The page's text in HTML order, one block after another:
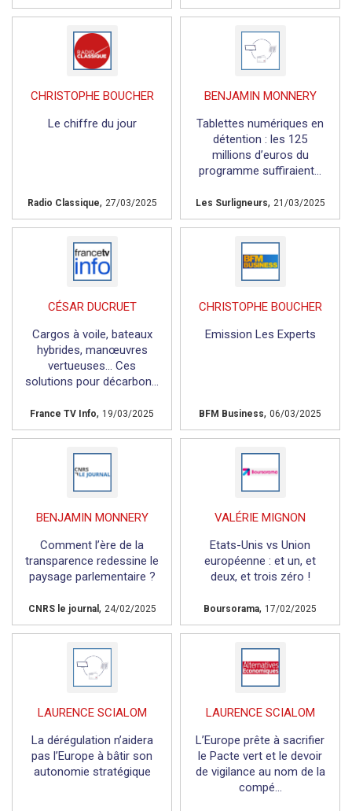
CHRISTOPHE BOUCHER
Le chiffre du jour
Radio Classique, 27/03/2025
BENJAMIN MONNERY
Tablettes numériques en
détention : les 125
millions d’euros du
programme suffiraient...
Les Surligneurs, 21/03/2025
CÉSAR DUCRUET
Cargos à voile, bateaux
hybrides, manœuvres
vertueuses... Ces
solutions pour décarbon...
France TV Info, 19/03/2025
CHRISTOPHE BOUCHER
Emission Les Experts
BFM Business, 06/03/2025
BENJAMIN MONNERY
Comment l’ère de la
transparence redessine le
paysage parlementaire ?
CNRS le journal, 24/02/2025
VALÉRIE MIGNON
Etats-Unis vs Union
européenne : et un, et
deux, et trois zéro !
Boursorama, 17/02/2025
LAURENCE SCIALOM
La dérégulation n’aidera
pas l’Europe à bâtir son
autonomie stratégique
LAURENCE SCIALOM
L’Europe prête à sacrifier
le Pacte vert et le devoir
de vigilance au nom de la
compé...